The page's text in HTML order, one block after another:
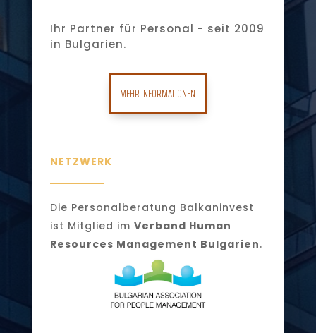
Ihr Partner für Personal - seit 2009
in Bulgarien.
MEHR INFORMATIONEN
NETZWERK
Die Personalberatung Balkaninvest
ist Mitglied im Verband Human
Resources Management Bulgarien.